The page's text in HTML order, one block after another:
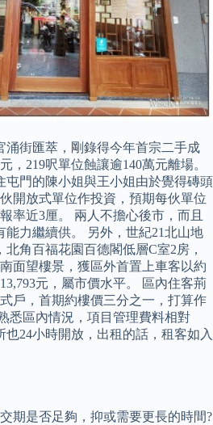
涌街匯萃，剛錄得今年首宗二手成
，219呎單位蝕讓逾140萬元離場。
屯門的陳小姐與王小姐由於覺得磚頭
開放式單位作投資，預期每伙單位
率近3厘。 兩人不擔心後市，而且
力繼續供。 另外，世紀21北山地
角百福花園百德閣低層C室2房，
面望樓景，獲區外首置上車客以約
元，屬市價水平。 區內住客荊
戶，首期約樓價三分之一，打算作
悉區內情況，項目管理費料相對
24小時開放，出租的話，租客如入
期是否足夠，抑或需要更長的時間?